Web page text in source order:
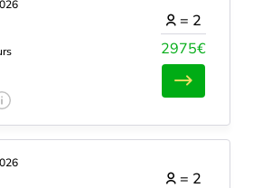
2975€
= 2
= 2